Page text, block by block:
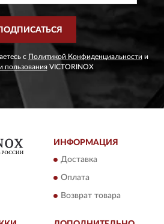
с Политикой Конфиденциальности и
пользованияVICTORINOX
ИНФОРМАЦИЯ
Доставка
Оплата
Возврат товара